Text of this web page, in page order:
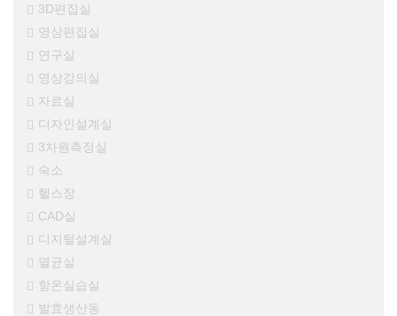
3D편집실
영상편집실
연구실
영상강의실
자료실
디자인설계실
3차원측정실
숙소
헬스장
CAD실
디지털설계실
멸균실
항온실습실
발효생산동